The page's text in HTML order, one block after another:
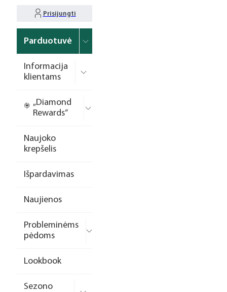
Prisijungti
Parduotuvė
Informacija
klientams
„Diamond
Rewards“
Naujoko
krepšelis
Išpardavimas
Naujienos
Probleminėms
pėdoms
Lookbook
Sezono